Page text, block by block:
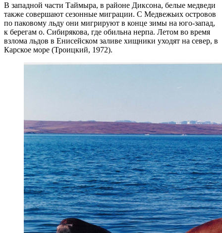
В западной части Таймыра, в районе Диксона, белые медведи
также совершают сезонные миграции. С Медвежьих островов
по паковому льду они мигрируют в конце зимы на юго-запад,
к берегам о. Сибирякова, где обильна нерпа. Летом во время
взлома льдов в Енисейском заливе хищники уходят на север, в
Карское море (Троицкий, 1972).